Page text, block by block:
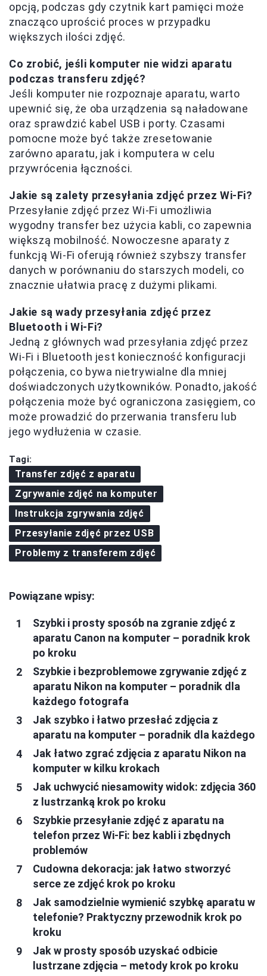
opcją, podczas gdy czytnik kart pamięci może
znacząco uprościć proces w przypadku
większych ilości zdjęć.
Co zrobić, jeśli komputer nie widzi aparatu
podczas transferu zdjęć?
Jeśli komputer nie rozpoznaje aparatu, warto
upewnić się, że oba urządzenia są naładowane
oraz sprawdzić kabel USB i porty. Czasami
pomocne może być także zresetowanie
zarówno aparatu, jak i komputera w celu
przywrócenia łączności.
Jakie są zalety przesyłania zdjęć przez Wi-Fi?
Przesyłanie zdjęć przez Wi-Fi umożliwia
wygodny transfer bez użycia kabli, co zapewnia
większą mobilność. Nowoczesne aparaty z
funkcją Wi-Fi oferują również szybszy transfer
danych w porównaniu do starszych modeli, co
znacznie ułatwia pracę z dużymi plikami.
Jakie są wady przesyłania zdjęć przez
Bluetooth i Wi-Fi?
Jedną z głównych wad przesyłania zdjęć przez
Wi-Fi i Bluetooth jest konieczność konfiguracji
połączenia, co bywa nietrywialne dla mniej
doświadczonych użytkowników. Ponadto, jakość
połączenia może być ograniczona zasięgiem, co
może prowadzić do przerwania transferu lub
jego wydłużenia w czasie.
Tagi:
Transfer zdjęć z aparatu
Zgrywanie zdjęć na komputer
Instrukcja zgrywania zdjęć
Przesyłanie zdjęć przez USB
Problemy z transferem zdjęć
Powiązane wpisy:
Szybki i prosty sposób na zgranie zdjęć z
aparatu Canon na komputer – poradnik krok
po kroku
Szybkie i bezproblemowe zgrywanie zdjęć z
aparatu Nikon na komputer – poradnik dla
każdego fotografa
Jak szybko i łatwo przesłać zdjęcia z
aparatu na komputer – poradnik dla każdego
Jak łatwo zgrać zdjęcia z aparatu Nikon na
komputer w kilku krokach
Jak uchwycić niesamowity widok: zdjęcia 360
z lustrzanką krok po kroku
Szybkie przesyłanie zdjęć z aparatu na
telefon przez Wi-Fi: bez kabli i zbędnych
problemów
Cudowna dekoracja: jak łatwo stworzyć
serce ze zdjęć krok po kroku
Jak samodzielnie wymienić szybkę aparatu w
telefonie? Praktyczny przewodnik krok po
kroku
Jak w prosty sposób uzyskać odbicie
lustrzane zdjęcia – metody krok po kroku